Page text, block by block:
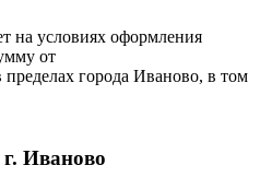
на условиях оформления
от
пределах города Иваново, в том
Иваново